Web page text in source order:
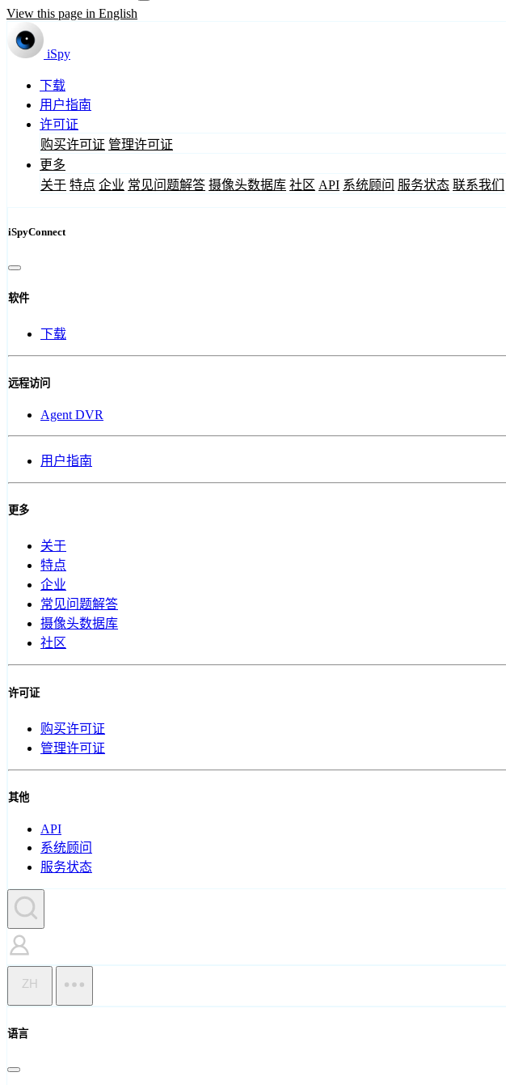
View this page in English
iSpy
下载
用户指南
许可证
购买许可证 管理许可证
更多
关于 特点 企业 常见问题解答 摄像头数据库 社区 API 系统顾问 服务状态 联系我们
iSpyConnect
软件
下载
远程访问
Agent DVR
用户指南
更多
关于
特点
企业
常见问题解答
摄像头数据库
社区
许可证
购买许可证
管理许可证
其他
API
系统顾问
服务状态
ZH
语言